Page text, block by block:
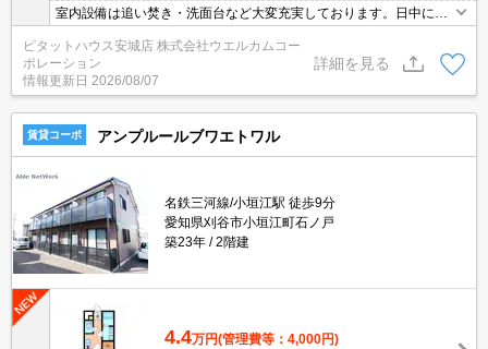
室内設備は追い焚き・洗面台など大変充実しております。日中にた
くさんの陽が入る南西向きのお部屋です。こちらの物件は駐車場に
空きがあるので、駐車することができます。現在空家なので、すぐ
にご案内できます。バルコニー付きのアパートです。3DKの間取り
です。
ピタットハウス安城店 株式会社ウエルカムコー
ポレーション
情報更新日 2026/08/07
詳細を見る
賃貸コーポ アンプルールブワエトワル
名鉄三河線/小垣江駅 徒歩9分
愛知県刈谷市小垣江町石ノ戸
築23年
2階建
4.4万円(管理費等：4,000円)